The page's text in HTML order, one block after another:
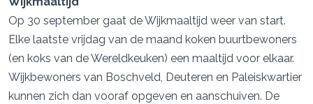
Op 30 september gaat de Wijkmaaltijd weer van start.
Elke laatste vrijdag van de maand koken buurtbewoners
(en koks van de Wereldkeuken) een maaltijd voor elkaar.
Wijkbewoners van Boschveld, Deuteren en Paleiskwartier
kunnen zich dan vooraf opgeven en aanschuiven. De